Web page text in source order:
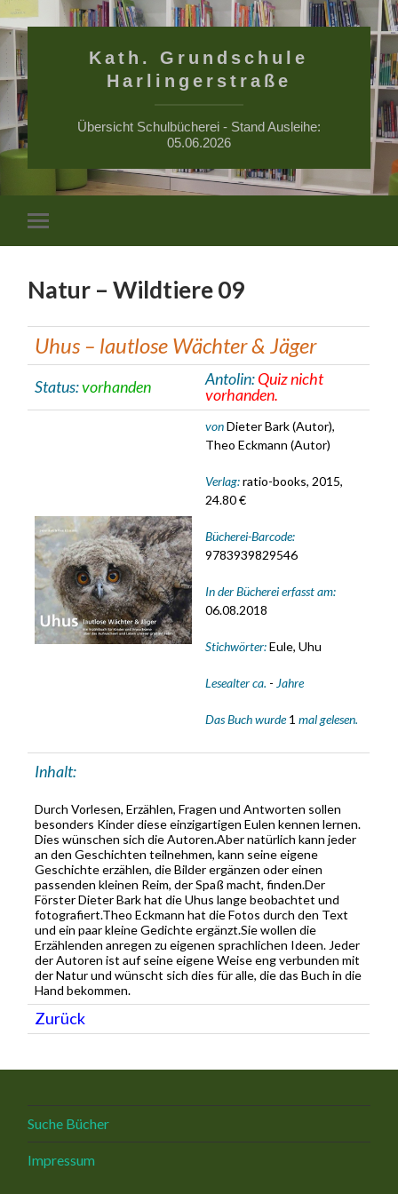
Kath. Grundschule
Harlingerstraße
Übersicht Schulbücherei - Stand Ausleihe:
05.06.2026
Mobile-
Menü
Natur – Wildtiere 09
Uhus – lautlose Wächter & Jäger
Status:vorhanden Antolin:Quiz nicht
vorhanden.
vonDieter Bark (Autor),
Theo Eckmann (Autor)
Verlag:ratio-books, 2015,
24.80 €
Bücherei-Barcode:
9783939829546
In der Bücherei erfasst am:
06.08.2018
Stichwörter:Eule, Uhu
Lesealter ca. - Jahre
Das Buch wurde1 mal gelesen.
Inhalt:
Durch Vorlesen, Erzählen, Fragen und Antworten sollen
besonders Kinder diese einzigartigen Eulen kennen lernen.
Dies wünschen sich die Autoren.Aber natürlich kann jeder
an den Geschichten teilnehmen, kann seine eigene
Geschichte erzählen, die Bilder ergänzen oder einen
passenden kleinen Reim, der Spaß macht, finden.Der
Förster Dieter Bark hat die Uhus lange beobachtet und
fotografiert.Theo Eckmann hat die Fotos durch den Text
und ein paar kleine Gedichte ergänzt.Sie wollen die
Erzählenden anregen zu eigenen sprachlichen Ideen. Jeder
der Autoren ist auf seine eigene Weise eng verbunden mit
der Natur und wünscht sich dies für alle, die das Buch in die
Hand bekommen.
Zurück
Suche Bücher
Impressum